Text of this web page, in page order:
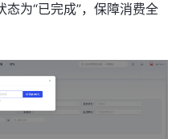
为“已完成”，保障消费全